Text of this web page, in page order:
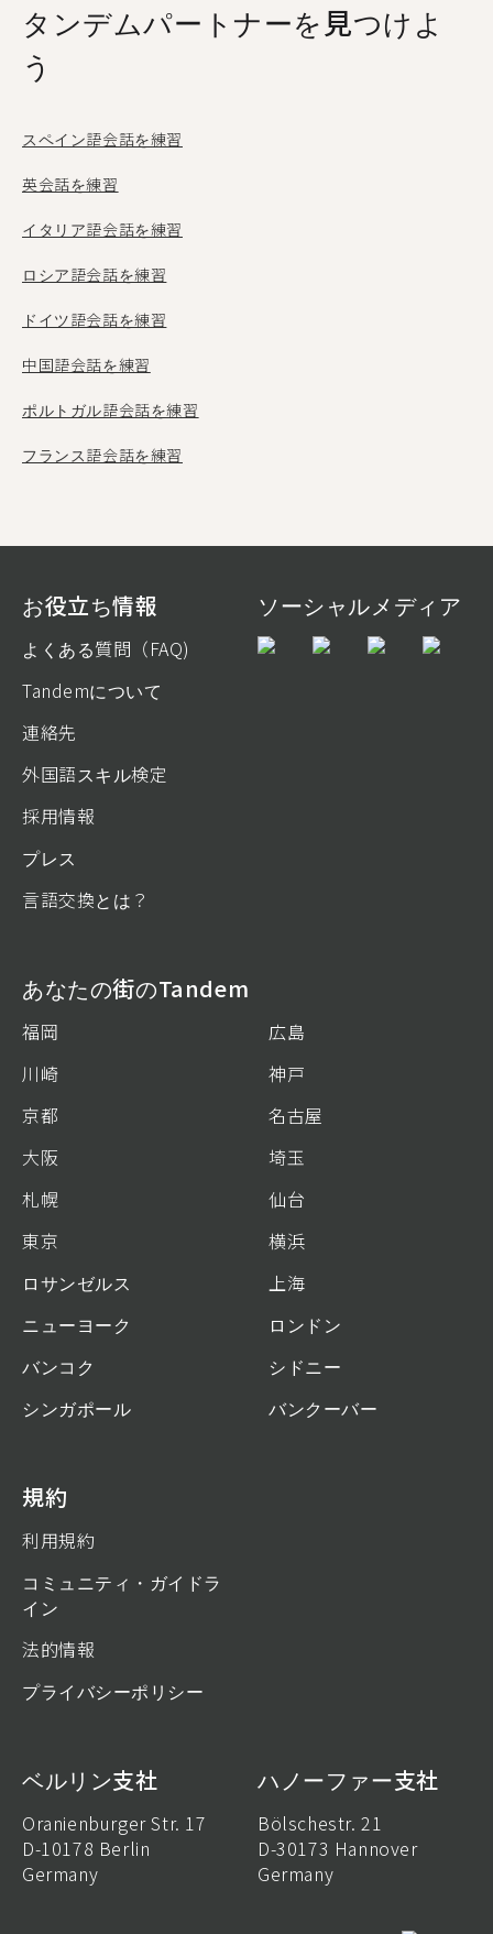
タンデムパートナーを見つけよ
う
スペイン語会話を練習
英会話を練習
イタリア語会話を練習
ロシア語会話を練習
ドイツ語会話を練習
中国語会話を練習
ポルトガル語会話を練習
フランス語会話を練習
お役立ち情報
よくある質問（FAQ)
Tandemについて
連絡先
外国語スキル検定
採用情報
プレス
言語交換とは？
ソーシャルメディア
あなたの街のTandem
福岡
広島
川崎
神戸
京都
名古屋
大阪
埼玉
札幌
仙台
東京
横浜
ロサンゼルス
上海
ニューヨーク
ロンドン
バンコク
シドニー
シンガポール
バンクーバー
規約
利用規約
コミュニティ・ガイドラ
イン
法的情報
プライバシーポリシー
ベルリン支社
Oranienburger Str. 17
D-10178 Berlin
Germany
ハノーファー支社
Bölschestr. 21
D-30173 Hannover
Germany